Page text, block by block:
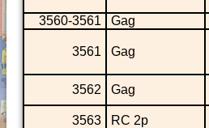
3560-3561 Gag
3561 Gag
3562 Gag
3563 RC 2p